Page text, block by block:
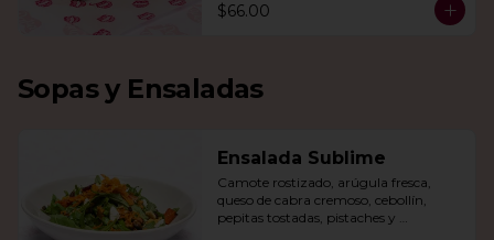
$66.00
Sopas y Ensaladas
Ensalada Sublime
Camote rostizado, arúgula fresca,
queso de cabra cremoso, cebollín,
pepitas tostadas, pistaches y